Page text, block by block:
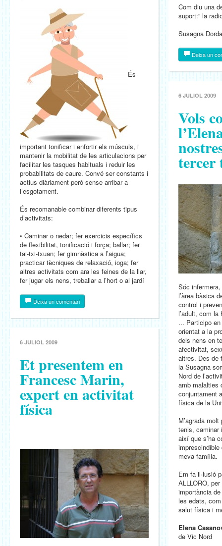
És
important tonificar i enfortir els músculs, i
mantenir la mobilitat de les articulacions per
facilitar les tasques habituals i reduir les
probabilitats de caure. Convé ser constants i
actius diàriament però sense arribar a
l’esgotament.
És recomanable combinar diferents tipus
d’activitats:
• Caminar o nedar; fer exercicis específics
de flexibilitat, tonificació i força; ballar; fer
tai-txi-txuan; fer gimnàstica a l’aigua;
practicar tècniques de relaxació, ioga; fer
altres activitats com ara les feines de la llar,
fer jugar els nens, treballar a l’hort o al jardí
Deixa un comentari
6 JULIOL 2009
Et presentem en
Francesc Marin,
expert en activitat
física
Com diu una
suport:“ la
Susagna
Deixa un
6 JULIOL 2009
Vols
tercer
Sóc
l’àrea bàsica
control i
l’adult, com
... Participo
orientat a la
dels nens en
afectivitat,
altres. Des de
la Susagna
Nord de
amb malalties
conjuntament
física de la
M’agrada
tenis, caminar
així que s’ha
meva família.
Em fa il·lusió
ALLLORO,
importància
les edats,
salut física i
Elena
de Vic Nord